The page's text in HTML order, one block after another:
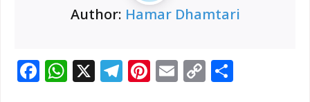
Author: Hamar Dhamtari
F
a
W
h
X T
el
Pi
n
E
m
C
o